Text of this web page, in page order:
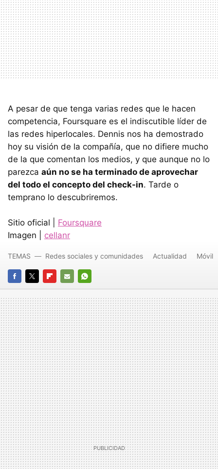
A pesar de que tenga varias redes que le hacen
competencia, Foursquare es el indiscutible líder de
las redes hiperlocales. Dennis nos ha demostrado
hoy su visión de la compañía, que no difiere mucho
de la que comentan los medios, y que aunque no lo
parezca aún no se ha terminado de aprovechar
del todo el concepto del check-in. Tarde o
temprano lo descubriremos.
Sitio oficial | Foursquare
Imagen | cellanr
FACEBOOK
TWITTERFLIPBOARD
E-
MAIL
WHATSAPP
TEMAS Redes sociales y comunidades Actualidad Móvil